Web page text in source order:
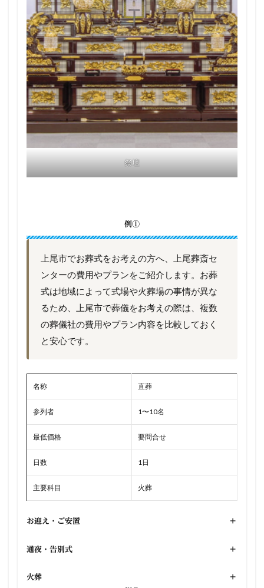
祭壇
例①
上尾市でお葬式をお考えの方へ、上尾葬斎セ
ンターの費用やプランをご紹介します。お葬
式は地域によって式場や火葬場の事情が異な
るため、上尾市で葬儀をお考えの際は、複数
の葬儀社の費用やプラン内容を比較しておく
と安心です。
名称 直葬
参列者 1〜10名
最低価格 要問合せ
日数 1日
主要科目 火葬
お迎え・ご安置 +
通夜・告別式 +
火葬
+